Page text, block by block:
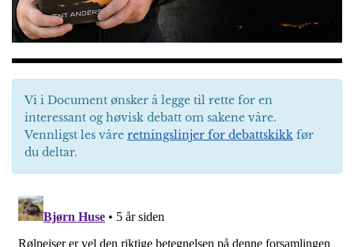
Vi i Document ønsker å legge til rette for en
interessant og høvisk debatt om sakene våre.
Vennligst les våre retningslinjer for debattskikk før
du deltar.